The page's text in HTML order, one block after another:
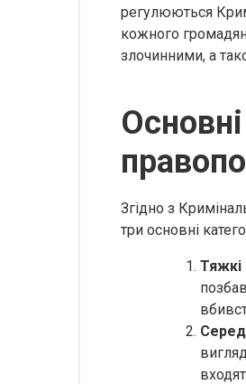
регулюються
кожного
злочинними, а
Згідно з
три основні
Тяжкі